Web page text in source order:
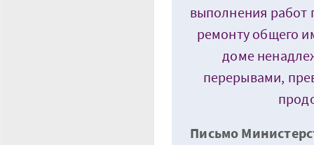
выполнения
ремонту общего
доме
перерывами,
Письмо